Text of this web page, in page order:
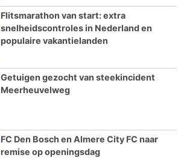
Flitsmarathon van start: extra
snelheidscontroles in Nederland en
populaire vakantielanden
Getuigen gezocht van steekincident
Meerheuvelweg
FC Den Bosch en Almere City FC naar
remise op openingsdag